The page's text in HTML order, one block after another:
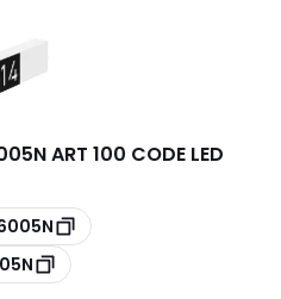
ART 100 CODE LED